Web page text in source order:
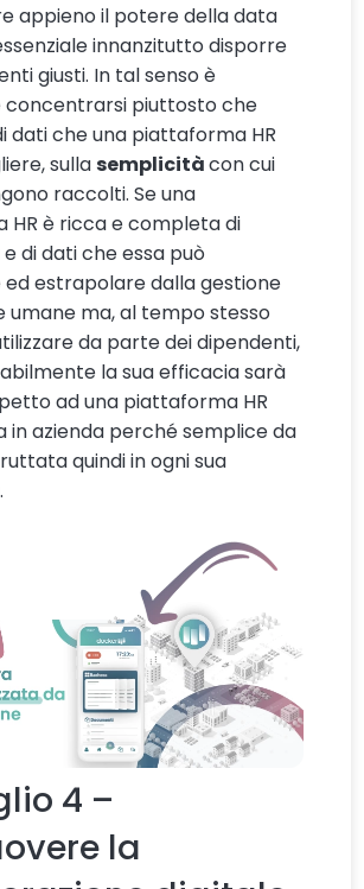
appieno il potere della data
innanzitutto disporre
giusti. In tal senso è
piuttosto che
dati che una piattaforma HR
sullasemplicitàcon cui
raccolti. Se una
HR è ricca e completa di
di dati che essa può
estrapolare dalla gestione
umane ma, al tempo stesso
da parte dei dipendenti,
la sua efficacia sarà
ad una piattaforma HR
in azienda perché semplice da
quindi in ogni sua
4 –
la